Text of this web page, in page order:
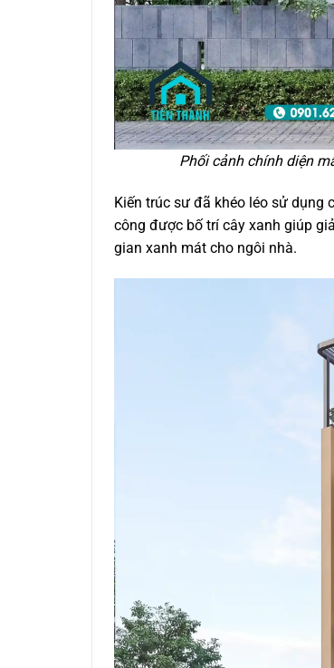
Phối cảnh chính diện
Kiến trúc sư đã khéo léo sử dụng
công được bố trí cây xanh giúp
gian xanh mát cho ngôi nhà.